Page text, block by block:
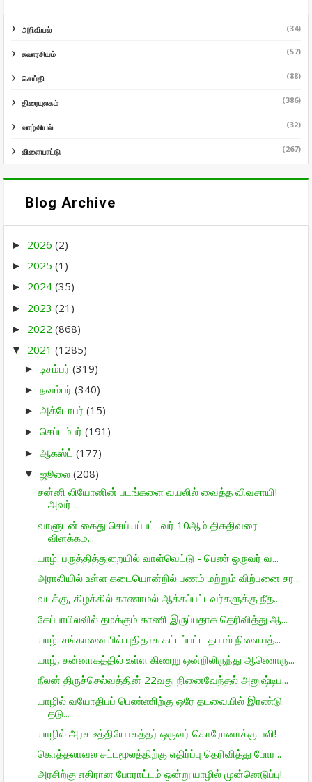
அறிவியல் (34)
சுவாரசியம் (57)
செய்தி (88)
திரையுலகம் (386)
வாழ்வியல் (32)
விளையாட்டு (267)
Blog Archive
► 2026 (2)
► 2025 (1)
► 2024 (35)
► 2023 (21)
► 2022 (868)
▼ 2021 (1285)
► டிசம்பர் (319)
► நவம்பர் (340)
► அக்டோபர் (15)
► செப்டம்பர் (191)
► ஆகஸ்ட் (177)
▼ ஜூலை (208)
சன்னி லியோனின் படங்களை வயலில் வைத்த விவசாயி!
அவர் ...
வாளுடன் கைது செய்யப்பட்டவர் 10ஆம் திகதிவரை
விளக்கம...
யாழ். பருத்தித்துறையில் வாள்வெட்டு - பெண் ஒருவர் வ...
அராலியில் உள்ள கடையொன்றில் பணம் மற்றும் விற்பனை சர...
வடக்கு, கிழக்கில் காணாமல் ஆக்கப்பட்டவர்களுக்கு நீத...
கேப்பாபிலவில் தமக்கும் காணி இருப்பதாக தெரிவித்து ஆ...
யாழ். சங்கானையில் புதிதாக கட்டப்பட்ட தபால் நிலையத்...
யாழ், சுன்னாகத்தில் உள்ள கிணறு ஒன்றிலிருந்து ஆணொரு...
நீலன் திருச்செல்வத்தின் 22வது நினைவேந்தல் அனுஷ்டிப...
யாழில் வயோதிபப் பெண்ணிற்கு ஒரே தடவையில் இரண்டு
தடு...
யாழில் அரச உத்தியோகத்தர் ஒருவர் கொரோனாக்கு பலி!
கொத்தலாவல சட்டமூலத்திற்கு எதிர்ப்பு தெரிவித்து போர...
அரசிற்கு எதிரான போராட்டம் ஒன்று யாழில் முன்னெடுப்பு!